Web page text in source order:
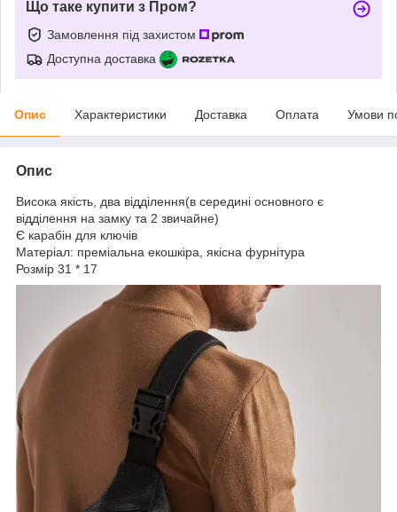
Що таке купити з Пром?
Замовлення під захистом
Доступна доставка
Опис Характеристики Доставка Оплата Умови
Опис
Висока якість, два відділення(в середині основного є
відділення на замку та 2 звичайне)
Є карабін для ключів
Матеріал: преміальна екошкіра, якісна фурнітура
Розмір 31 * 17